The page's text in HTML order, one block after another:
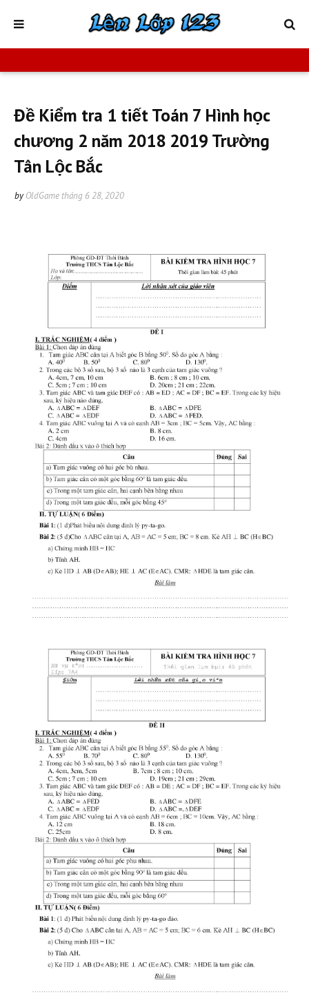
Đề Kiểm tra 1 tiết Toán 7 Hình học
chương 2 năm 2018 2019 Trường
Tân Lộc Bắc
by OldGame tháng 6 28, 2020